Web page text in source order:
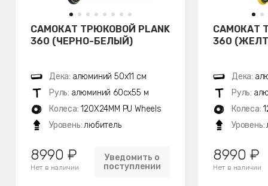
САМОКАТ ТРЮКОВОЙ PLANK
360 (ЧЕРНО-БЕЛЫЙ)
Дека: алюминий 50х11 см
Руль: алюминий 60сх55 м
Колеса: 120X24MM PU Wheels
Уровень:любитель
8990 ₽
Нет в наличии
Уведомить о
поступлении
САМОКАТ
360
Дека:
Руль:
Колеса:
Уровень:
8990 ₽
Нет в наличии